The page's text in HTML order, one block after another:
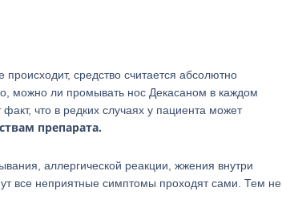
средство считается абсолютно
можно ли промывать нос Декасаном в каждом
что в редких случаях у пациента может
препарата.
аллергической реакции, жжения внутри
все неприятные симптомы проходят сами. Тем не